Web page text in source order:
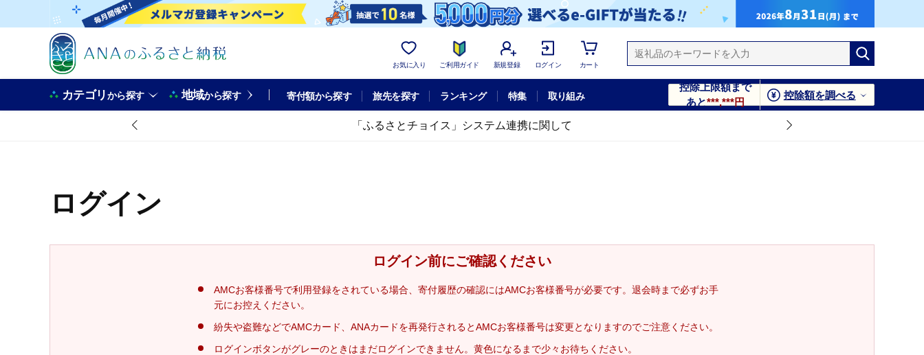
お気に入り ご利用ガイド 新規登録 ログイン カート
カテゴリから探す 地域から探す 寄付額から探す 旅先を探す ランキング 特集 取り組み
控除上限額まで
あと***,***円
控除額を調べる
「ふるさとチョイス」システム連携に関して
ログイン
ログイン前にご確認ください
AMCお客様番号で利用登録をされている場合、寄付履歴の確認にはAMCお客様番号が必要です。退会時まで必ずお手
元にお控えください。
紛失や盗難などでAMCカード、ANAカードを再発行されるとAMCお客様番号は変更となりますのでご注意ください。
ログインボタンがグレーのときはまだログインできません。黄色になるまで少々お待ちください。